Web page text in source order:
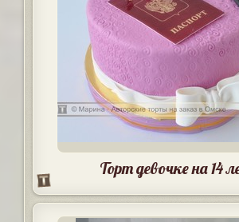
Торт девочке на 14